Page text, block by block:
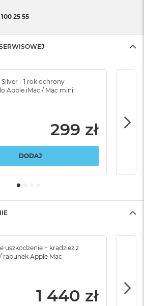
25 55
- 1 rok ochrony
Apple iMac / Mac mini
299 zł
DODAJ
uszkodzenie + kradzież z
rabunek Apple Mac
1 440 zł